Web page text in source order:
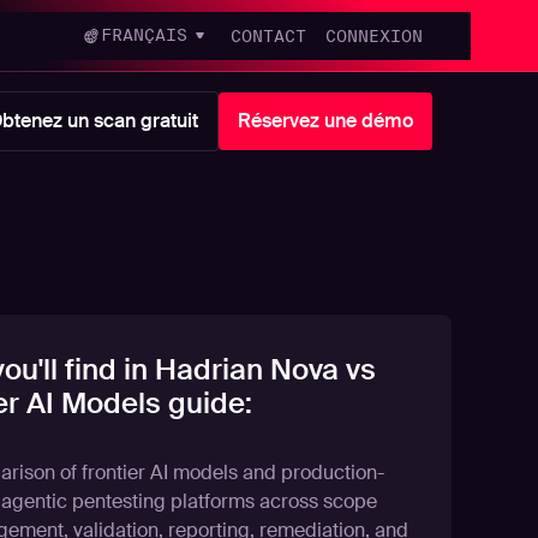
FRANÇAIS CONTACT CONNEXION
un scan gratuit Réservez une démo
find in Hadrian Nova vs
AI Models guide:
of frontier AI models and production-
pentesting platforms across scope
validation, reporting, remediation, and